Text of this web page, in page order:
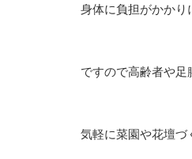
身体に負担がかかり
ですので高齢者や足
気軽に菜園や花壇づ